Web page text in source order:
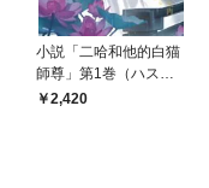
小説「二哈和他的白猫
師尊」第1巻（ハスキ
ーとかれのしろねこし
2,420